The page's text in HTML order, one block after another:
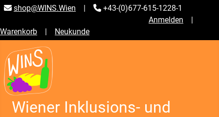
shop@WINS.Wien |
+43-(0)677-615-1228-1
Anmelden |
Warenkorb | Neukunde
Wiener Inklusions- und